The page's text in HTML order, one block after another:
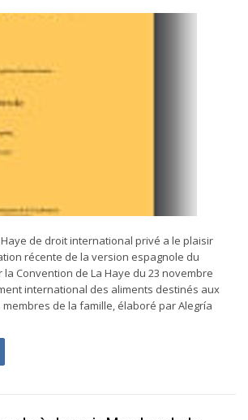
de droit international privé a le plaisir
récente de la version espagnole du
Convention de La Haye du 23 novembre
international des aliments destinés aux
de la famille, élaboré par Alegría